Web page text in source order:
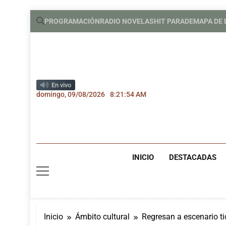
Saltar
PROGRAMACIÓNRADIO NOVELASHIT PARADEMAPA DE
En vivo
domingo, 09/08/2026 8:21:55 AM
INICIO DESTACADAS
Inicio Ámbito cultural Regresan a escenario